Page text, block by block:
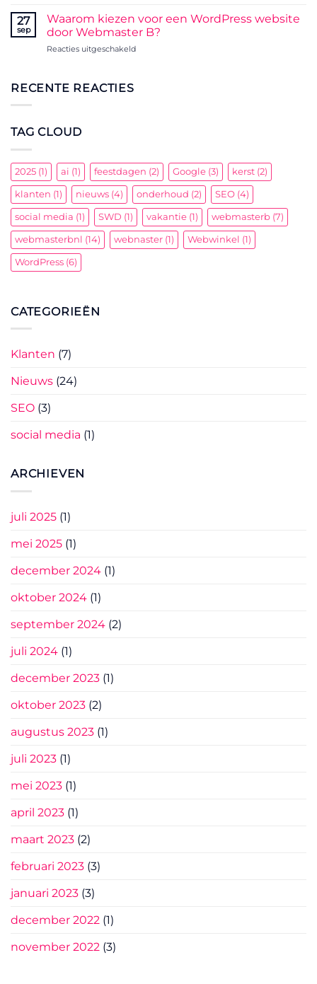
webmaster
jaar
gewenst!
Kracht
van
Webmaster
27
sep
Waarom kiezen voor een WordPress website
door Webmaster B?
Reacties uitgeschakeldvoor
RECENTE REACTIES
TAG CLOUD
2025 (1) ai (1) feestdagen (2) Google (3) kerst (2)
klanten (1) nieuws (4) onderhoud (2) SEO (4)
social media (1) SWD (1) vakantie (1) webmasterb (7)
webmasterbnl (14) webnaster (1) Webwinkel (1)
WordPress (6)
CATEGORIEËN
Klanten (7)
Nieuws (24)
SEO (3)
social media (1)
ARCHIEVEN
juli 2025 (1)
mei 2025 (1)
december 2024 (1)
oktober 2024 (1)
september 2024 (2)
juli 2024 (1)
december 2023 (1)
oktober 2023 (2)
augustus 2023 (1)
juli 2023 (1)
mei 2023 (1)
april 2023 (1)
maart 2023 (2)
februari 2023 (3)
januari 2023 (3)
december 2022 (1)
november 2022 (3)